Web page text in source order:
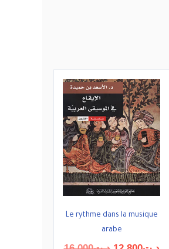
Le rythme dans la musique
arabe